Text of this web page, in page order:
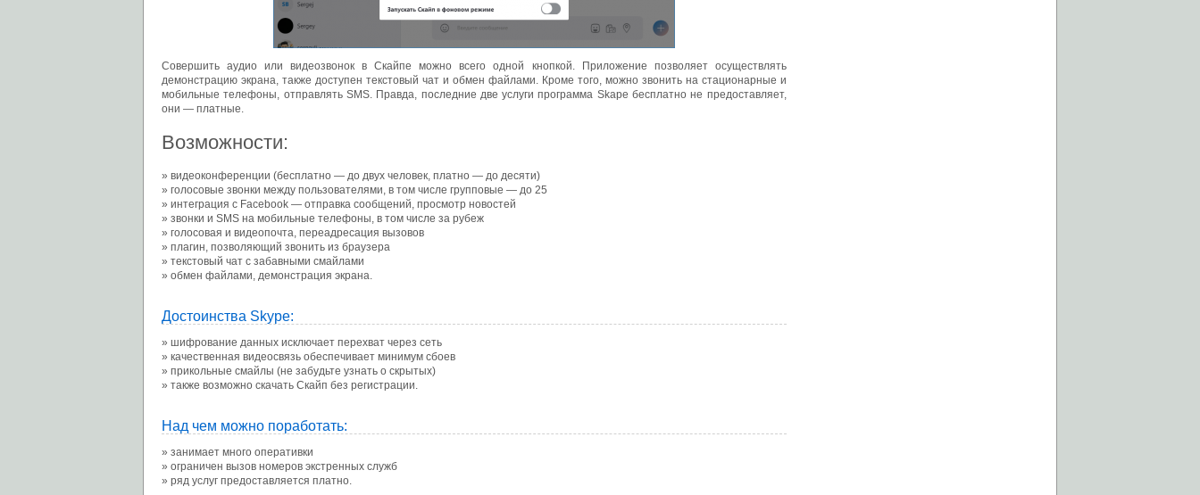
Совершить аудио или видеозвонок в Скайпе можно всего одной кнопкой. Приложение позволяет осуществлять
демонстрацию экрана, также доступен текстовый чат и обмен файлами. Кроме того, можно звонить на стационарные и
мобильные телефоны, отправлять SMS. Правда, последние две услуги программа Skape бесплатно не предоставляет,
они — платные.
Возможности:
видеоконференции (бесплатно — до двух человек, платно — до десяти)
голосовые звонки между пользователями, в том числе групповые — до 25
интеграция с Facebook — отправка сообщений, просмотр новостей
звонки и SMS на мобильные телефоны, в том числе за рубеж
голосовая и видеопочта, переадресация вызовов
плагин, позволяющий звонить из браузера
текстовый чат с забавными смайлами
обмен файлами, демонстрация экрана.
Достоинства Skype:
шифрование данных исключает перехват через сеть
качественная видеосвязь обеспечивает минимум сбоев
прикольные смайлы (не забудьте узнать о скрытых)
также возможно скачать Скайп без регистрации.
Над чем можно поработать:
занимает много оперативки
ограничен вызов номеров экстренных служб
ряд услуг предоставляется платно.